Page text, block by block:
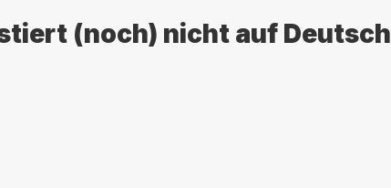
(noch) nicht auf Deutsch